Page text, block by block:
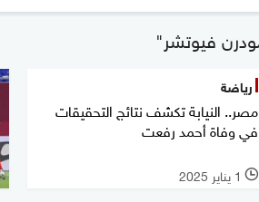
رياضة
مصر.. النيابة تكشف نتائج التحقيقات
في وفاة أحمد رفعت
l 1 يناير 2025